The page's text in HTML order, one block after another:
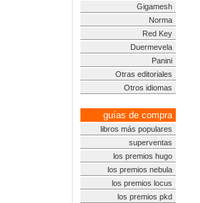
Gigamesh
Norma
Red Key
Duermevela
Panini
Otras editoriales
Otros idiomas
guías de compra
libros más populares
superventas
los premios hugo
los premios nebula
los premios locus
los premios pkd